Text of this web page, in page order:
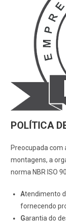
POLÍTICA
Preocupada com
montagens, a
norma NBR ISO
Atendimento
fornecendo
Garantia do